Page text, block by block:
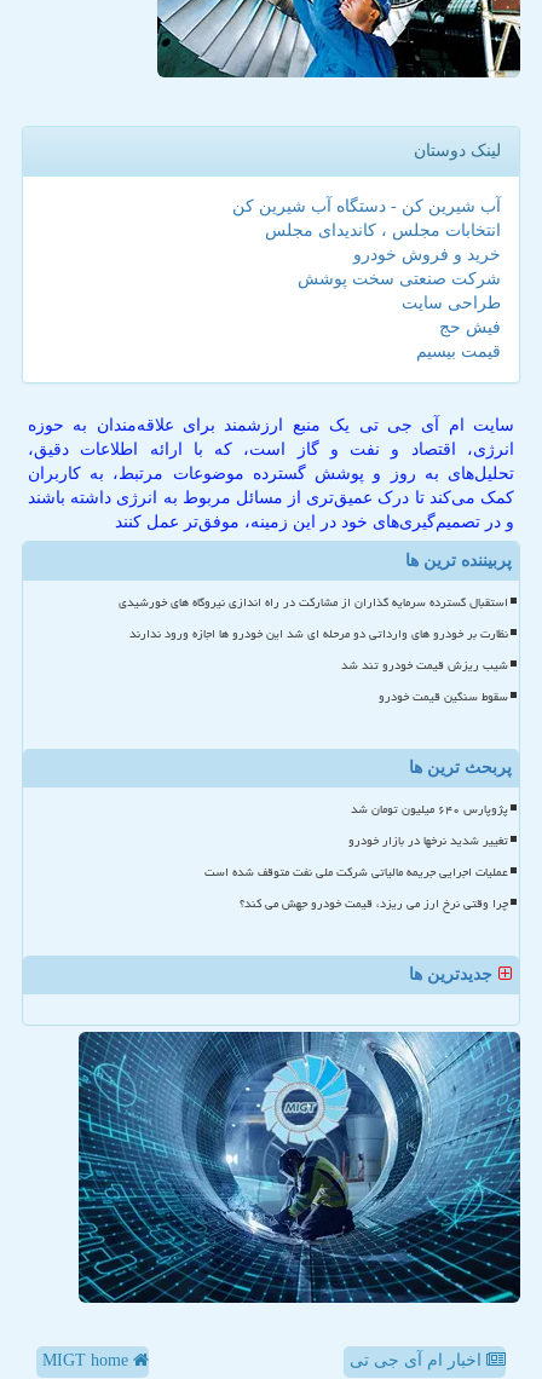
لینک دوستان
آب شیرین کن - دستگاه آب شیرین کن
انتخابات مجلس ، کاندیدای مجلس
خرید و فروش خودرو
شرکت صنعتی سخت پوشش
طراحی سایت
فیش حج
قیمت بیسیم
سایت ام آی جی تی یک منبع ارزشمند برای علاقه‌مندان به حوزه
انرژی، اقتصاد و نفت و گاز است، که با ارائه اطلاعات دقیق،
تحلیل‌های به روز و پوشش گسترده موضوعات مرتبط، به کاربران
کمک می‌کند تا درک عمیق‌تری از مسائل مربوط به انرژی داشته باشند
و در تصمیم‌گیری‌های خود در این زمینه، موفق‌تر عمل کنند
پربیننده ترین ها
استقبال گسترده سرمایه گذاران از مشارکت در راه اندازی نیروگاه های خورشیدی
نظارت بر خودرو های وارداتی دو مرحله ای شد این خودرو ها اجازه ورود ندارند
شیب ریزش قیمت خودرو تند شد
سقوط سنگین قیمت خودرو
پربحث ترین ها
پژوپارس ۶۴۰ میلیون تومان شد
تغییر شدید نرخها در بازار خودرو
عملیات اجرایی جریمه مالیاتی شرکت ملی نفت متوقف شده است
چرا وقتی نرخ ارز می ریزد، قیمت خودرو جهش می کند؟
جدیدترین ها
اخبار ام آی جی تی